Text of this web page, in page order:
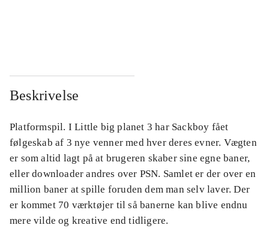
Beskrivelse
Platformspil. I Little big planet 3 har Sackboy fået
følgeskab af 3 nye venner med hver deres evner. Vægten
er som altid lagt på at brugeren skaber sine egne baner,
eller downloader andres over PSN. Samlet er der over en
million baner at spille foruden dem man selv laver. Der
er kommet 70 værktøjer til så banerne kan blive endnu
mere vilde og kreative end tidligere.